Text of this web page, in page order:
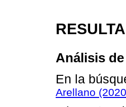
Análisis
En la
Arellano (2020